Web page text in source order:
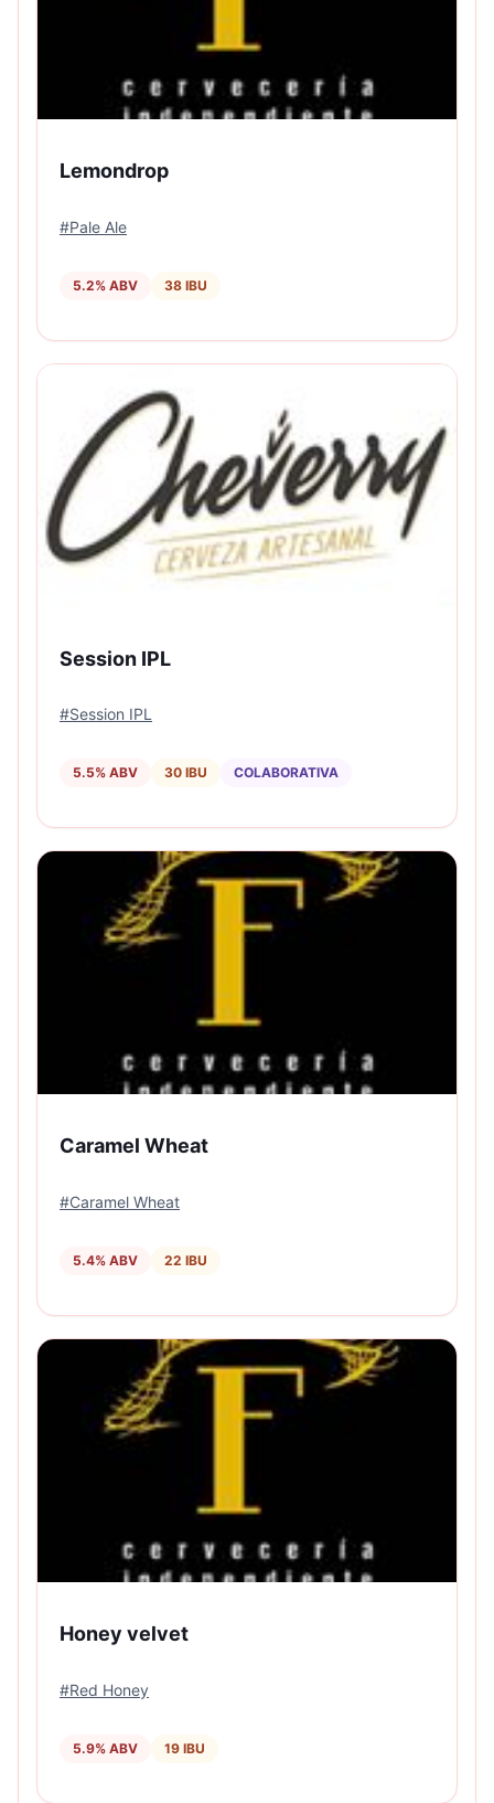
Lemondrop
#Pale Ale
5.2% ABV 38 IBU
Session IPL
#Session IPL
5.5% ABV 30 IBU COLABORATIVA
Caramel Wheat
#Caramel Wheat
5.4% ABV 22 IBU
Honey velvet
#Red Honey
5.9% ABV 19 IBU